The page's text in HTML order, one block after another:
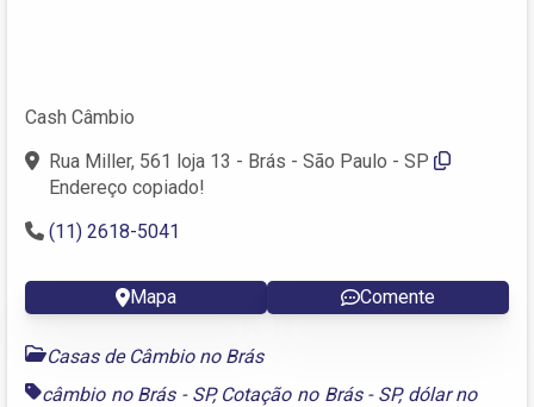
Cash Câmbio
Rua Miller, 561 loja 13 - Brás - São Paulo - SP
Endereço copiado!
(11) 2618-5041
Mapa Comente
Casas de Câmbio no Brás
câmbio no Brás - SP, Cotação no Brás - SP, dólar no